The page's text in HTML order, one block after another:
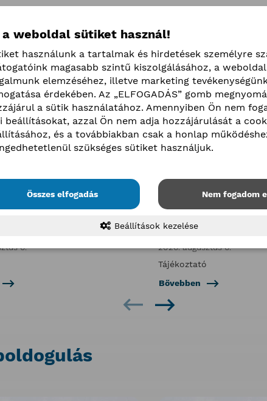
Mesterkurzus: 2026
- értékteremtő
valódi társadalmi hatás
6.
Tájékoztatás a BKIK
(csütörtök) és 7-i
ügyfélfogadási rendjéről
2026. augusztus 6.
Tájékoztató
Bővebben
a weboldal sütiket használ!
használunk a tartalmak és hirdetések személyre
magasabb szintű kiszolgálásához, a weboldal
elemzéséhez, illetve marketing
érdekében. Az „ELFOGADÁS” gomb
a sütik használatához. Amennyiben Ön nem
beállításokat, azzal Ön nem adja hozzájárulását a
és a továbbiakban csak a honlap
szükséges sütiket használjuk.
Összes elfogadás Nem fogadom
Beállítások kezelése